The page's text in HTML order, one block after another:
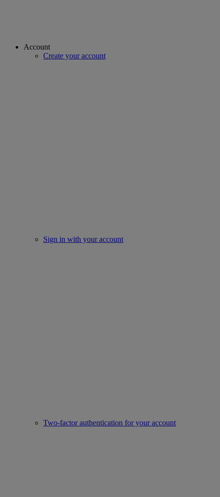
Account
Create your account
Sign in with your account
Two-factor authentication for your account